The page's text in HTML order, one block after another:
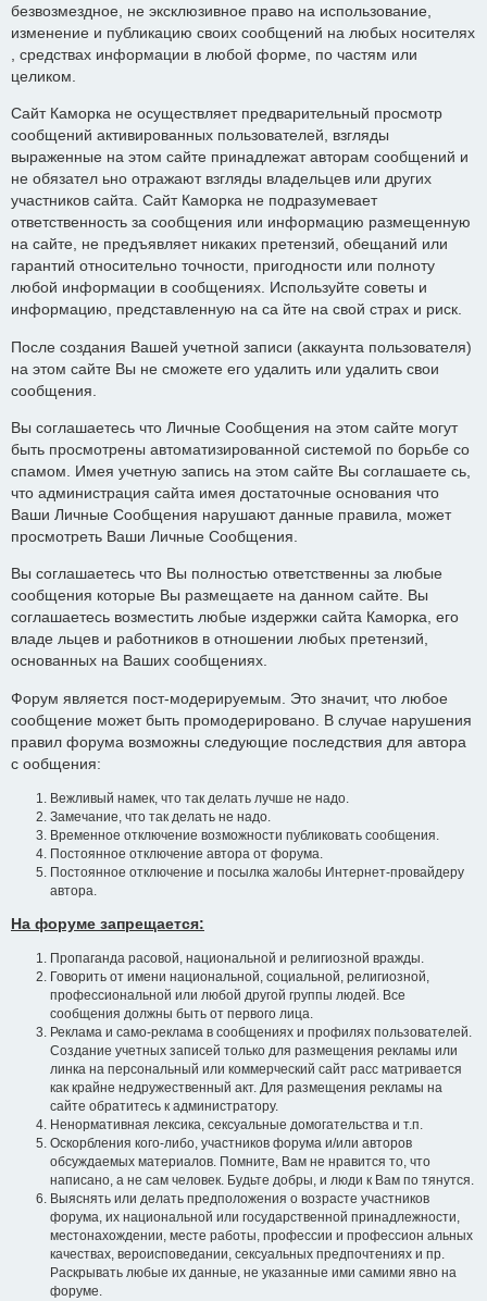
безвозмездное, не эксклюзивное право на использование,
изменение и публикацию своих сообщений на любых носителях
, средствах информации в любой форме, по частям или
целиком.
Сайт Каморка не осуществляет предварительный просмотр
сообщений активированных пользователей, взгляды
выраженные на этом сайте принадлежат авторам сообщений и
не обязател ьно отражают взгляды владельцев или других
участников сайта. Сайт Каморка не подразумевает
ответственность за сообщения или информацию размещенную
на сайте, не предъявляет никаких претензий, обещаний или
гарантий относительно точности, пригодности или полноту
любой информации в сообщениях. Используйте советы и
информацию, представленную на са йте на свой страх и риск.
После создания Вашей учетной записи (аккаунта пользователя)
на этом сайте Вы не сможете его удалить или удалить свои
сообщения.
Вы соглашаетесь что Личные Сообщения на этом сайте могут
быть просмотрены автоматизированной системой по борьбе со
спамом. Имея учетную запись на этом сайте Вы соглашаете сь,
что администрация сайта имея достаточные основания что
Ваши Личные Сообщения нарушают данные правила, может
просмотреть Ваши Личные Сообщения.
Вы соглашаетесь что Вы полностью ответственны за любые
сообщения которые Вы размещаете на данном сайте. Вы
соглашаетесь возместить любые издержки сайта Каморка, его
владе льцев и работников в отношении любых претензий,
основанных на Ваших сообщениях.
Форум является пост-модерируемым. Это значит, что любое
сообщение может быть промодерировано. В случае нарушения
правил форума возможны следующие последствия для автора
с ообщения:
Вежливый намек, что так делать лучше не надо.
Замечание, что так делать не надо.
Временное отключение возможности публиковать сообщения.
Постоянное отключение автора от форума.
Постоянное отключение и посылка жалобы Интернет-провайдеру
автора.
На форуме запрещается:
Пропаганда расовой, национальной и религиозной вражды.
Говорить от имени национальной, социальной, религиозной,
профессиональной или любой другой группы людей. Все
сообщения должны быть от первого лица.
Реклама и само-реклама в сообщениях и профилях пользователей.
Создание учетных записей только для размещения рекламы или
линка на персональный или коммерческий сайт расс матривается
как крайне недружественный акт. Для размещения рекламы на
сайте обратитесь к администратору.
Ненормативная лексика, сексуальные домогательства и т.п.
Оскорбления кого-либо, участников форума и/или авторов
обсуждаемых материалов. Помните, Вам не нравится то, что
написано, а не сам человек. Будьте добры, и люди к Вам по тянутся.
Выяснять или делать предположения о возрасте участников
форума, их национальной или государственной принадлежности,
местонахождении, месте работы, профессии и профессион альных
качествах, вероисповедании, сексуальных предпочтениях и пр.
Раскрывать любые их данные, не указанные ими самими явно на
форуме.